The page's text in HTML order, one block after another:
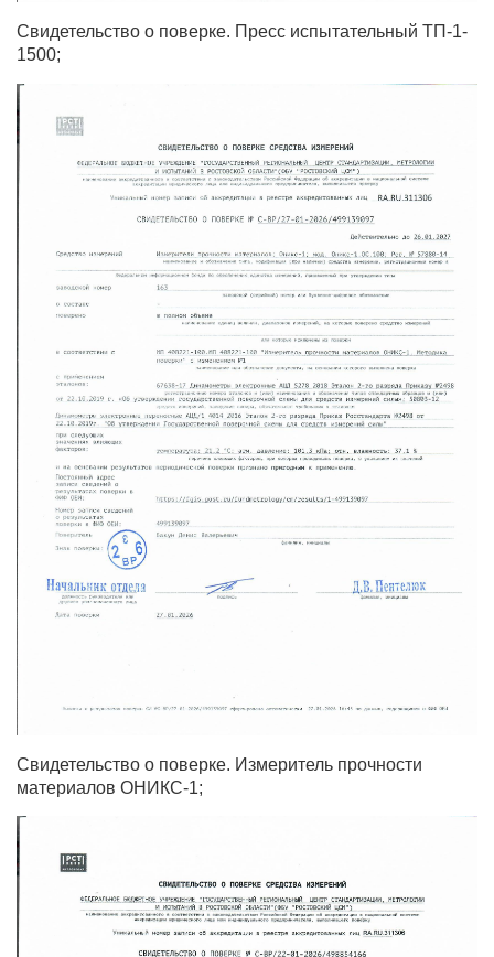
Свидетельство о поверке. Пресс испытательный ТП-1-
1500;
Свидетельство о поверке. Измеритель прочности
материалов ОНИКС-1;